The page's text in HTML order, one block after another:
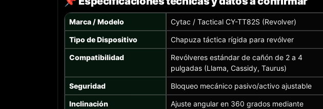
Marca / Modelo Cytac / Tactical CY-TT82S (Revolver)
Tipo de Dispositivo Chapuza táctica rígida para revólver
Compatibilidad
Revólveres estándar de cañón de 2 a 4
pulgadas (Llama, Cassidy, Taurus)
Seguridad Bloqueo mecánico pasivo/activo ajustable
Inclinación
Ajuste angular en 360 grados mediante